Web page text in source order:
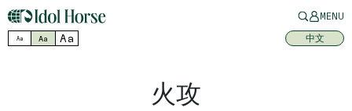
MENU
Aa Aa Aa 中文
火攻